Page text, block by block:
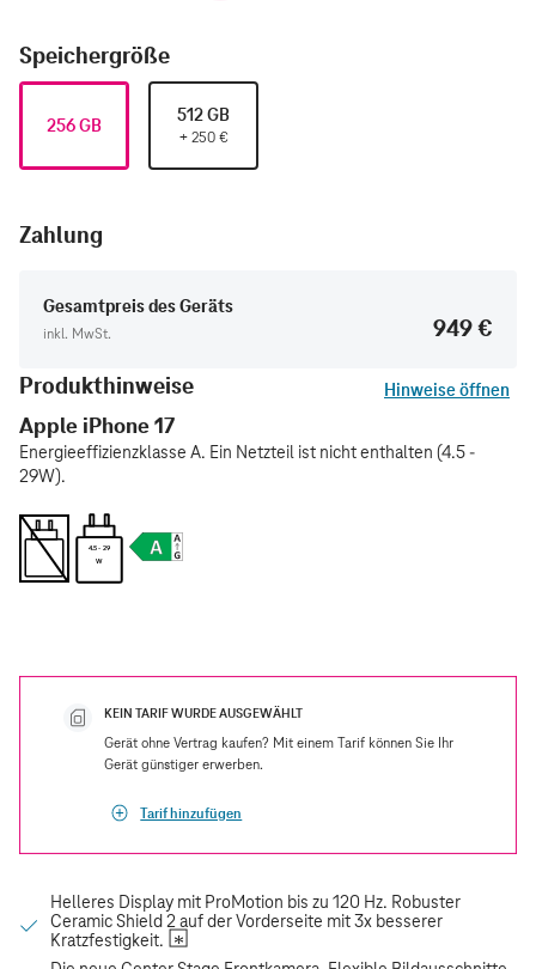
Speichergröße
256 GB 512 GB
+ 250 €
Zahlung
Gesamtpreis des Geräts
inkl. MwSt.
949 €
Produkthinweise
Hinweise öffnen
Apple iPhone 17
Energieeffizienzklasse A. Ein Netzteil ist nicht enthalten (4.5 -
29W).
4.5 - 29
W
KEIN TARIF WURDE AUSGEWÄHLT
Gerät ohne Vertrag kaufen? Mit einem Tarif können Sie Ihr
Gerät günstiger erwerben.
Tarif hinzufügen